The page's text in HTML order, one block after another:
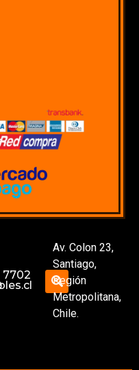
7702
Av. Colon 23,
Santiago,
Región
Metropolitana,
Chile.